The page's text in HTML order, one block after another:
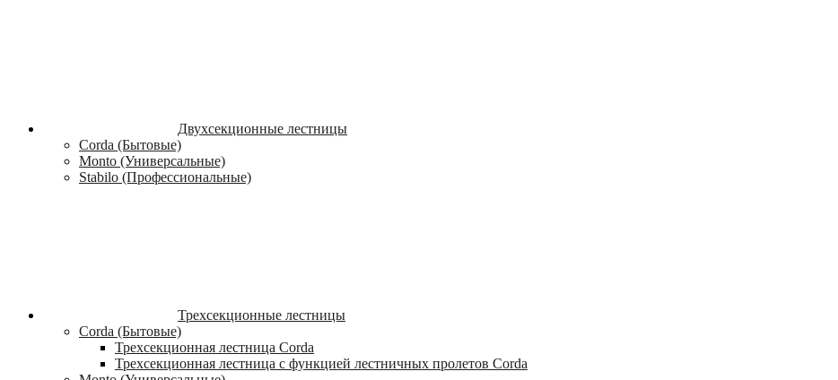
Двухсекционные лестницы
Corda (Бытовые)
Monto (Универсальные)
Stabilo (Профессиональные)
Трехсекционные лестницы
Corda (Бытовые)
Трехсекционная лестница Corda
Трехсекционная лестница с функцией лестничных пролетов Corda